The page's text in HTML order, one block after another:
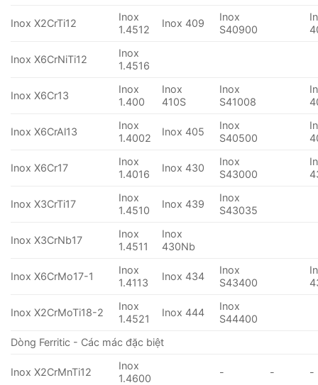
Inox X2CrTi12
Inox
1.4512
Inox 409
Inox
S40900
Inox X6CrNiTi12
Inox
1.4516
Inox X6Cr13
Inox
1.400
Inox
410S
Inox
S41008
Inox X6CrAl13
Inox
1.4002
Inox 405
Inox
S40500
Inox X6Cr17
Inox
1.4016
Inox 430
Inox
S43000
Inox X3CrTi17
Inox
1.4510
Inox 439
Inox
S43035
Inox X3CrNb17
Inox
1.4511
Inox
430Nb
Inox X6CrMo17-1
Inox
1.4113
Inox 434
Inox
S43400
Inox X2CrMoTi18-2
Inox
1.4521
Inox 444
Inox
S44400
Dòng Ferritic - Các mác đặc biệt
Inox X2CrMnTi12
Inox
1.4600
- - -